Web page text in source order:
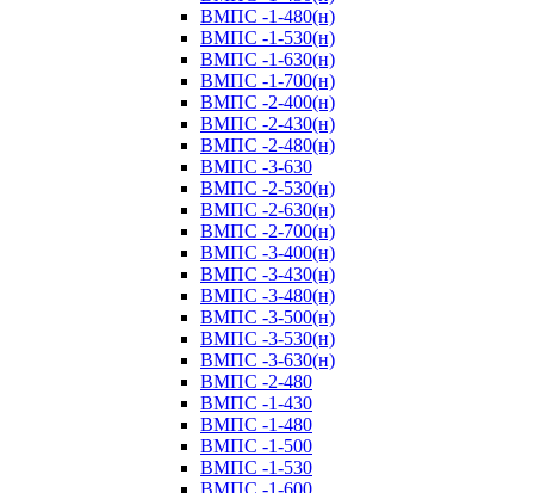
ВМПС -1-480(н)
ВМПС -1-530(н)
ВМПС -1-630(н)
ВМПС -1-700(н)
ВМПС -2-400(н)
ВМПС -2-430(н)
ВМПС -2-480(н)
ВМПС -3-630
ВМПС -2-530(н)
ВМПС -2-630(н)
ВМПС -2-700(н)
ВМПС -3-400(н)
ВМПС -3-430(н)
ВМПС -3-480(н)
ВМПС -3-500(н)
ВМПС -3-530(н)
ВМПС -3-630(н)
ВМПС -2-480
ВМПС -1-430
ВМПС -1-480
ВМПС -1-500
ВМПС -1-530
ВМПС -1-600